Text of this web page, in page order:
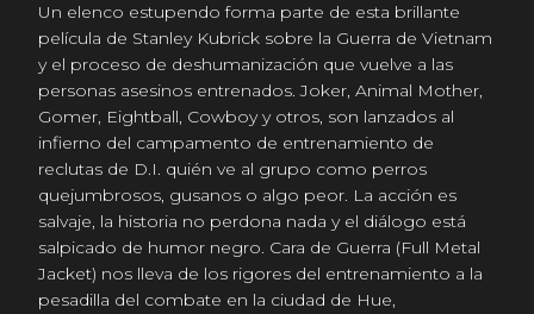
Un elenco estupendo forma parte de esta brillante
película de Stanley Kubrick sobre la Guerra de Vietnam
y el proceso de deshumanización que vuelve a las
personas asesinos entrenados. Joker, Animal Mother,
Gomer, Eightball, Cowboy y otros, son lanzados al
infierno del campamento de entrenamiento de
reclutas de D.I. quién ve al grupo como perros
quejumbrosos, gusanos o algo peor. La acción es
salvaje, la historia no perdona nada y el diálogo está
salpicado de humor negro. Cara de Guerra (Full Metal
Jacket) nos lleva de los rigores del entrenamiento a la
pesadilla del combate en la ciudad de Hue,